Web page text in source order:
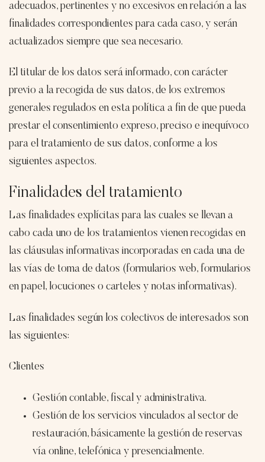
adecuados, pertinentes y no excesivos en relación a las
finalidades correspondientes para cada caso, y serán
actualizados siempre que sea necesario.
El titular de los datos será informado, con carácter
previo a la recogida de sus datos, de los extremos
generales regulados en esta política a fin de que pueda
prestar el consentimiento expreso, preciso e inequívoco
para el tratamiento de sus datos, conforme a los
siguientes aspectos.
Finalidades del tratamiento
Las finalidades explícitas para las cuales se llevan a
cabo cada uno de los tratamientos vienen recogidas en
las cláusulas informativas incorporadas en cada una de
las vías de toma de datos (formularios web, formularios
en papel, locuciones o carteles y notas informativas).
Las finalidades según los colectivos de interesados son
las siguientes:
Clientes
Gestión contable, fiscal y administrativa.
Gestión de los servicios vinculados al sector de
restauración, básicamente la gestión de reservas
vía online, telefónica y presencialmente.